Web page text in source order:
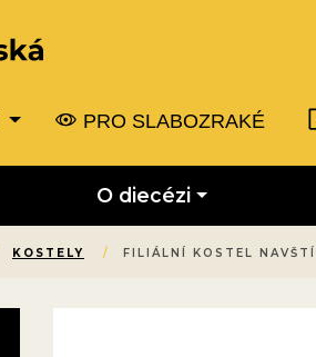
PRO SLABOZRAKÉ
O diecézi
KOSTELY / FILIÁLNÍ KOSTEL